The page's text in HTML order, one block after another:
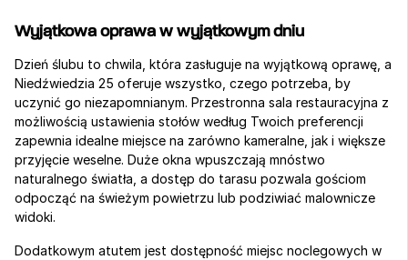
Wyjątkowa oprawa w wyjątkowym dniu
Dzień ślubu to chwila, która zasługuje na wyjątkową oprawę, a
Niedźwiedzia 25 oferuje wszystko, czego potrzeba, by
uczynić go niezapomnianym. Przestronna sala restauracyjna z
możliwością ustawienia stołów według Twoich preferencji
zapewnia idealne miejsce na zarówno kameralne, jak i większe
przyjęcie weselne. Duże okna wpuszczają mnóstwo
naturalnego światła, a dostęp do tarasu pozwala gościom
odpocząć na świeżym powietrzu lub podziwiać malownicze
widoki.
Dodatkowym atutem jest dostępność miejsc noclegowych w